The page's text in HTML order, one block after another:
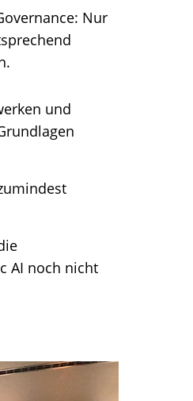
Nur
und
AI noch nicht